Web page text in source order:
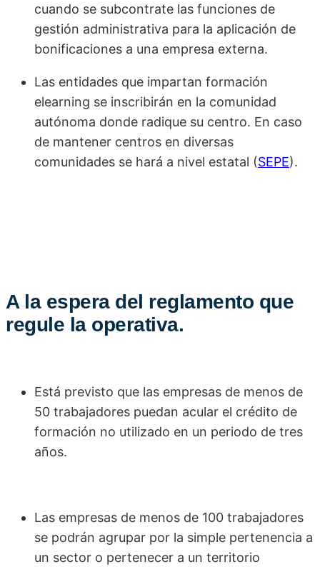
cuando se subcontrate las funciones de
gestión administrativa para la aplicación de
bonificaciones a una empresa externa.
Las entidades que impartan formación
elearning se inscribirán en la comunidad
autónoma donde radique su centro. En caso
de mantener centros en diversas
comunidades se hará a nivel estatal (SEPE).
A la espera del reglamento que
regule la operativa.
Está previsto que las empresas de menos de
50 trabajadores puedan acular el crédito de
formación no utilizado en un periodo de tres
años.
Las empresas de menos de 100 trabajadores
se podrán agrupar por la simple pertenencia a
un sector o pertenecer a un territorio